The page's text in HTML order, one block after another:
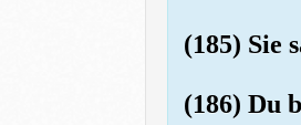
(185) Sie
(186) Du